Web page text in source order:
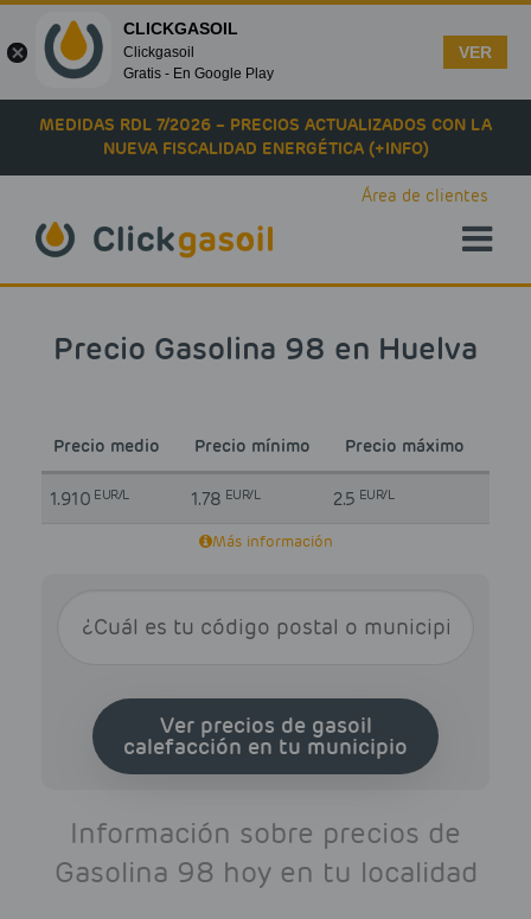
Skip to main content
MEDIDAS RDL 7/2026 – PRECIOS ACTUALIZADOS CON LA
NUEVA FISCALIDAD ENERGÉTICA (+INFO)
Área de clientes
Precio Gasolina 98 en Huelva
Precio medio Precio mínimo Precio máximo
1.910 EUR/L 1.78 EUR/L 2.5 EUR/L
Más información
Ver precios de gasoil
calefacción en tu municipio
Información sobre precios de
Gasolina 98 hoy en tu localidad
CLICKGASOIL
Clickgasoil
Gratis - En Google Play
VER